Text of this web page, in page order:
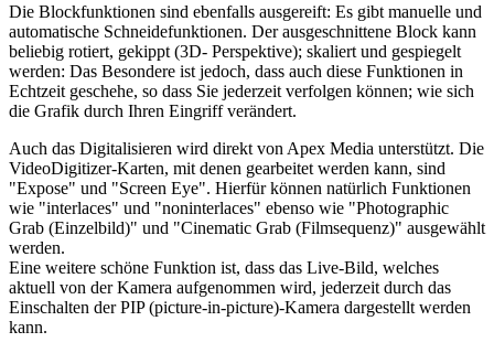
Die Blockfunktionen sind ebenfalls ausgereift: Es gibt manuelle und
automatische Schneidefunktionen. Der ausgeschnittene Block kann
beliebig rotiert, gekippt (3D- Perspektive); skaliert und gespiegelt
werden: Das Besondere ist jedoch, dass auch diese Funktionen in
Echtzeit geschehe, so dass Sie jederzeit verfolgen können; wie sich
die Grafik durch Ihren Eingriff verändert.
Auch das Digitalisieren wird direkt von Apex Media unterstützt. Die
VideoDigitizer-Karten, mit denen gearbeitet werden kann, sind
"Expose" und "Screen Eye". Hierfür können natürlich Funktionen
wie "interlaces" und "noninterlaces" ebenso wie "Photographic
Grab (Einzelbild)" und "Cinematic Grab (Filmsequenz)" ausgewählt
werden.
Eine weitere schöne Funktion ist, dass das Live-Bild, welches
aktuell von der Kamera aufgenommen wird, jederzeit durch das
Einschalten der PIP (picture-in-picture)-Kamera dargestellt werden
kann.